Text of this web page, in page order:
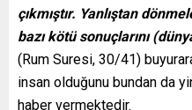
çıkmıştır. Yanlıştan
bazı kötü sonuçlarını
(Rum Suresi, 30/41)
insan olduğunu bundan da
haber vermektedir.